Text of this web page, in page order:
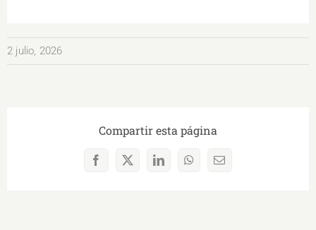
2 julio, 2026
Compartir esta página
Facebook
X LinkedInWhatsAppCorreo